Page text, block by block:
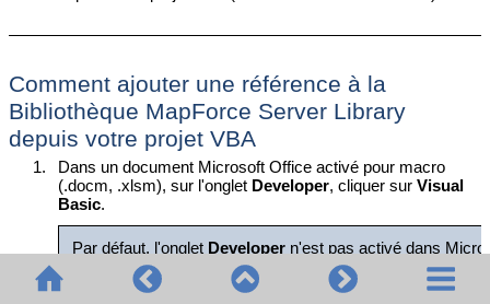
Comment ajouter une référence à la
Bibliothèque MapForce Server Library
depuis votre projet VBA
1.
Dans un document Microsoft Office activé pour macro
(.docm, .xlsm), sur l'onglet Developer, cliquer surVisual
Basic.
Par défaut, l'onglet Developern'est pas activé dans
programme d'Office 2013, cliquer avec la touche de
Customize the Ribbondepuis le menu contextuel.